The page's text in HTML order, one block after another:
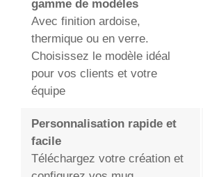
gamme de modèles
Avec finition ardoise,
thermique ou en verre.
Choisissez le modèle idéal
pour vos clients et votre
équipe
Personnalisation rapide et
facile
Téléchargez votre création et